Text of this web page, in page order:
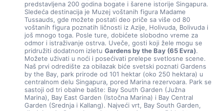
predstavljena 200 godina bogate i šarene istorije Singapura.
Sledeća destinacija je Muzej voštanih figura Madame
Tussauds, gde možete postati deo priče sa više od 80
voštanih figura poznatih ličnosti iz Azije, Holivuda, Bolivuda i
još mnogo toga. Posle ture, dobićete slobodno vreme za
odmor i istraživanje ostrva. Uveče, gosti koji žele mogu se
pridružiti dodatnom izletu Gardens by the Bay (65 Evra).
Možete uživati u noći i posećivati prelepe svetlosne scene.
Naš prvi odredište za obilazak biće svetski poznati Gardens
by the Bay, park prirode od 101 hektar (oko 250 hektara) u
centralnom delu Singapura, pored Marina rezervoara. Park se
sastoji od tri obalne bašte: Bay South Garden (Južna
Marina), Bay East Garden (Istočna Marina) i Bay Central
Garden (Srednja i Kallang). Najveći vrt, Bay South Garden,